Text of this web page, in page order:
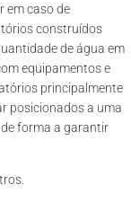
em caso de
construídos
de água em
equipamentos e
principalmente
posicionados a uma
forma a garantir